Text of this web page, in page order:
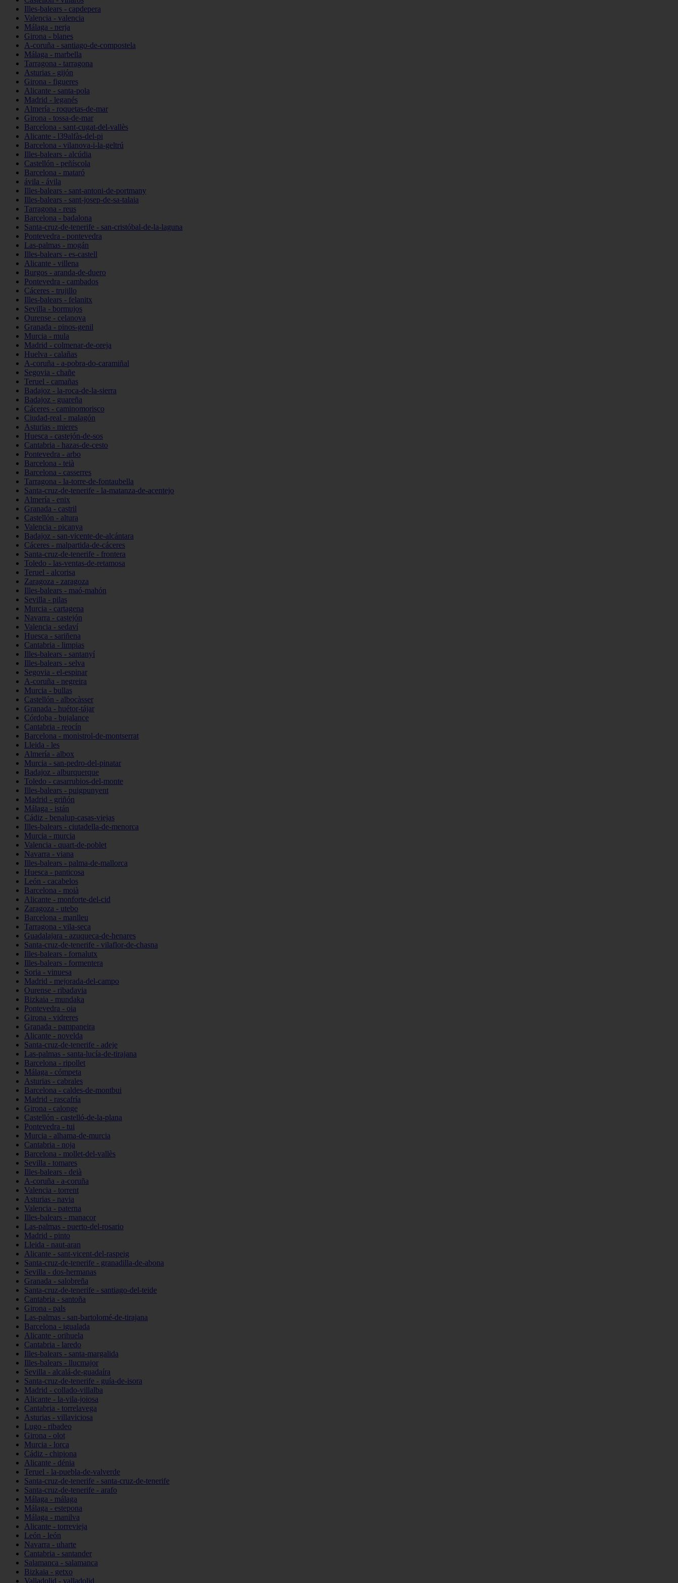
Illes-balears - capdepera
Valencia - valencia
Málaga - nerja
Girona - blanes
A-coruña - santiago-de-compostela
Málaga - marbella
Tarragona - tarragona
Asturias - gijón
Girona - figueres
Alicante - santa-pola
Madrid - leganés
Almería - roquetas-de-mar
Girona - tossa-de-mar
Barcelona - sant-cugat-del-vallès
Alicante - l39alfàs-del-pi
Barcelona - vilanova-i-la-geltrú
Illes-balears - alcúdia
Castellón - peñíscola
Barcelona - mataró
ávila - ávila
Illes-balears - sant-antoni-de-portmany
Illes-balears - sant-josep-de-sa-talaia
Tarragona - reus
Barcelona - badalona
Santa-cruz-de-tenerife - san-cristóbal-de-la-laguna
Pontevedra - pontevedra
Las-palmas - mogán
Illes-balears - es-castell
Alicante - villena
Burgos - aranda-de-duero
Pontevedra - cambados
Cáceres - trujillo
Illes-balears - felanitx
Sevilla - bormujos
Ourense - celanova
Granada - pinos-genil
Murcia - mula
Madrid - colmenar-de-oreja
Huelva - calañas
A-coruña - a-pobra-do-caramiñal
Segovia - chañe
Teruel - camañas
Badajoz - la-roca-de-la-sierra
Badajoz - guareña
Cáceres - caminomorisco
Ciudad-real - malagón
Asturias - mieres
Huesca - castejón-de-sos
Cantabria - hazas-de-cesto
Pontevedra - arbo
Barcelona - teià
Barcelona - casserres
Tarragona - la-torre-de-fontaubella
Santa-cruz-de-tenerife - la-matanza-de-acentejo
Almería - enix
Granada - castril
Castellón - altura
Valencia - picanya
Badajoz - san-vicente-de-alcántara
Cáceres - malpartida-de-cáceres
Santa-cruz-de-tenerife - frontera
Toledo - las-ventas-de-retamosa
Teruel - alcorisa
Zaragoza - zaragoza
Illes-balears - maó-mahón
Sevilla - pilas
Murcia - cartagena
Navarra - castejón
Valencia - sedaví
Huesca - sariñena
Cantabria - limpias
Illes-balears - santanyí
Illes-balears - selva
Segovia - el-espinar
A-coruña - negreira
Murcia - bullas
Castellón - albocàsser
Granada - huétor-tájar
Córdoba - bujalance
Cantabria - reocín
Barcelona - monistrol-de-montserrat
Lleida - les
Almería - albox
Murcia - san-pedro-del-pinatar
Badajoz - alburquerque
Toledo - casarrubios-del-monte
Illes-balears - puigpunyent
Madrid - griñón
Málaga - istán
Cádiz - benalup-casas-viejas
Illes-balears - ciutadella-de-menorca
Murcia - murcia
Valencia - quart-de-poblet
Navarra - viana
Illes-balears - palma-de-mallorca
Huesca - panticosa
León - cacabelos
Barcelona - moià
Alicante - monforte-del-cid
Zaragoza - utebo
Barcelona - manlleu
Tarragona - vila-seca
Guadalajara - azuqueca-de-henares
Santa-cruz-de-tenerife - vilaflor-de-chasna
Illes-balears - fornalutx
Illes-balears - formentera
Soria - vinuesa
Madrid - mejorada-del-campo
Ourense - ribadavia
Bizkaia - mundaka
Pontevedra - oia
Girona - vidreres
Granada - pampaneira
Alicante - novelda
Santa-cruz-de-tenerife - adeje
Las-palmas - santa-lucía-de-tirajana
Barcelona - ripollet
Málaga - cómpeta
Asturias - cabrales
Barcelona - caldes-de-montbui
Madrid - rascafría
Girona - calonge
Castellón - castelló-de-la-plana
Pontevedra - tui
Murcia - alhama-de-murcia
Cantabria - noja
Barcelona - mollet-del-vallès
Sevilla - tomares
Illes-balears - deià
A-coruña - a-coruña
Valencia - torrent
Asturias - navia
Valencia - paterna
Illes-balears - manacor
Las-palmas - puerto-del-rosario
Madrid - pinto
Lleida - naut-aran
Alicante - sant-vicent-del-raspeig
Santa-cruz-de-tenerife - granadilla-de-abona
Sevilla - dos-hermanas
Granada - salobreña
Santa-cruz-de-tenerife - santiago-del-teide
Cantabria - santoña
Girona - pals
Las-palmas - san-bartolomé-de-tirajana
Barcelona - igualada
Alicante - orihuela
Cantabria - laredo
Illes-balears - santa-margalida
Illes-balears - llucmajor
Sevilla - alcalá-de-guadaíra
Santa-cruz-de-tenerife - guía-de-isora
Madrid - collado-villalba
Alicante - la-vila-joiosa
Cantabria - torrelavega
Asturias - villaviciosa
Lugo - ribadeo
Girona - olot
Murcia - lorca
Cádiz - chipiona
Alicante - dénia
Teruel - la-puebla-de-valverde
Santa-cruz-de-tenerife - santa-cruz-de-tenerife
Santa-cruz-de-tenerife - arafo
Málaga - málaga
Málaga - estepona
Málaga - manilva
Alicante - torrevieja
León - león
Navarra - uharte
Cantabria - santander
Salamanca - salamanca
Bizkaia - getxo
Valladolid - valladolid